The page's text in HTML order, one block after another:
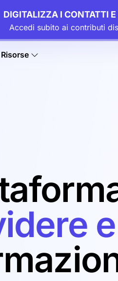
DIGITALIZZA I CONTATTI
Accedi subito ai contributi
Risorse